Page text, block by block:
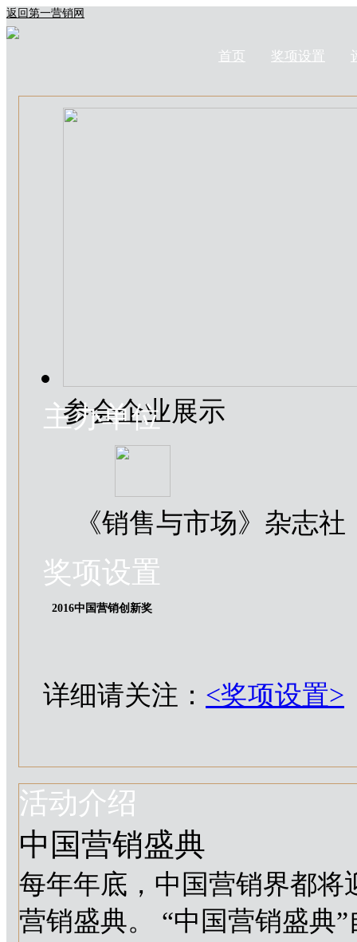
返回第一营销网
首页 奖项设置
参会企业展示
主办单位
《销售与市场》杂志社
奖项设置
2016中国营销创新奖
详细请关注： <奖项设置>
活动介绍
中国营销盛典
每年年底，中国营销界都
营销盛典。 “中国营销盛典